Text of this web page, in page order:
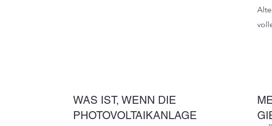
WAS IST, WENN DIE
PHOTOVOLTAIKANLAGE